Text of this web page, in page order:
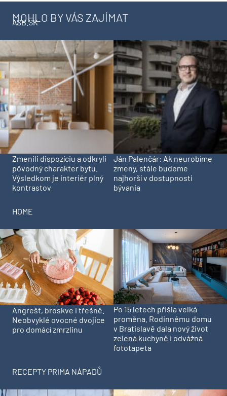
MOHLO BY VÁS ZAJÍMAT
ASB.SK
Zmenili dispozíciu a odkryli
pôvodný charakter bytu.
Výsledkom je interiér plný
kontrastov
Ján Palenčár: Ak neurobíme
zmeny, stále budeme
najhorší v dostupnosti
bývania
HOME
Angrešt, broskve i třešně.
Neobvyklé ovocné dvojice
pro domácí zmrzlinu
Po 15 letech přišla velká
proměna. Rodinnému domu
v Bratislavě dala nový život
zelená kuchyně i odvážná
fototapeta
RECEPTY PRIMA NÁPADŮ